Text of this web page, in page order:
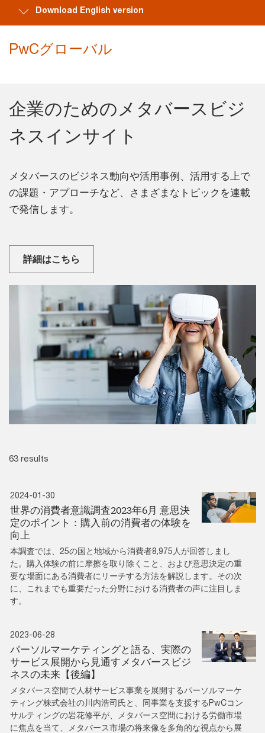
Download English version
PwCグローバル
企業のためのメタバースビジ
ネスインサイト
メタバースのビジネス動向や活用事例、活用する上で
の課題・アプローチなど、さまざまなトピックを連載
で発信します。
詳細はこちら
63 results
2024-01-30
世界の消費者意識調査2023年6月 意思決
定のポイント：購入前の消費者の体験を
向上
本調査では、25の国と地域から消費者8,975人が回答しまし
た。購入体験の前に摩擦を取り除くこと、および意思決定の重
要な場面にある消費者にリーチする方法を解説します。その次
に、これまでも重要だった分野における消費者の声に注目しま
す。
2023-06-28
パーソルマーケティングと語る、実際の
サービス展開から見通すメタバースビジ
ネスの未来【後編】
メタバース空間で人材サービス事業を展開するパーソルマーケ
ティング株式会社の川内浩司氏と、同事業を支援するPwCコン
サルティングの岩花修平が、メタバース空間における労働市場
に焦点を当て、メタバース市場の将来像を多角的な視点から展